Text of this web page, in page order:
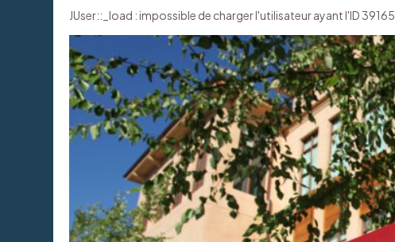
JUser::_load : impossible de charger l'utilisateur ayant l'ID 39165